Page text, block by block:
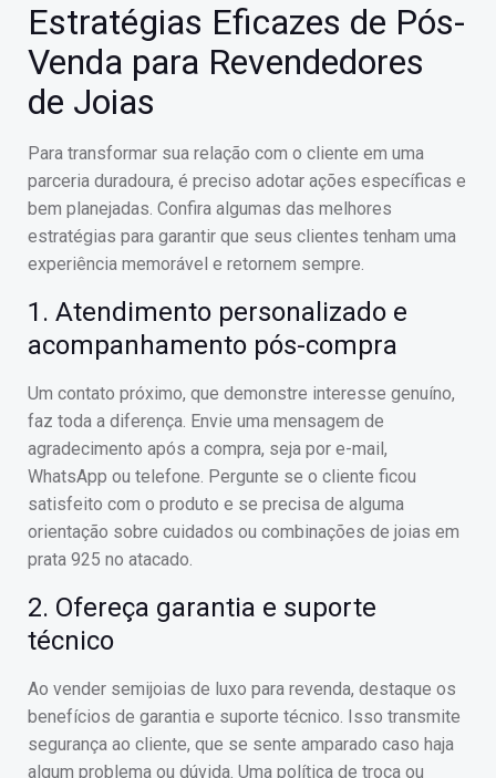
Estratégias Eficazes de Pós-
Venda para Revendedores
de Joias
Para transformar sua relação com o cliente em uma
parceria duradoura, é preciso adotar ações específicas e
bem planejadas. Confira algumas das melhores
estratégias para garantir que seus clientes tenham uma
experiência memorável e retornem sempre.
1. Atendimento personalizado e
acompanhamento pós-compra
Um contato próximo, que demonstre interesse genuíno,
faz toda a diferença. Envie uma mensagem de
agradecimento após a compra, seja por e-mail,
WhatsApp ou telefone. Pergunte se o cliente ficou
satisfeito com o produto e se precisa de alguma
orientação sobre cuidados ou combinações de joias em
prata 925 no atacado.
2. Ofereça garantia e suporte
técnico
Ao vender semijoias de luxo para revenda, destaque os
benefícios de garantia e suporte técnico. Isso transmite
segurança ao cliente, que se sente amparado caso haja
algum problema ou dúvida. Uma política de troca ou